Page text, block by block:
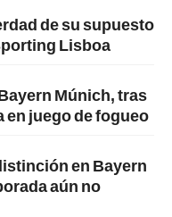
de su supuesto
Lisboa
Múnich, tras
juego de fogueo
en Bayern
aún no